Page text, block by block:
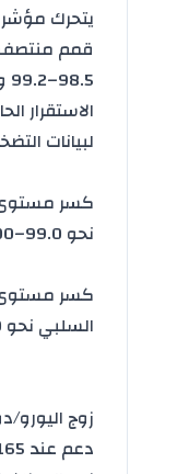
يتحرك
قمم منتصف
الاستقرار
لبيانات
نحو 99.0–100.
السلبي نحو 96.0–95.0.
زوج اليورو/
دعم عند 1.165 ومقاومة عند 1.176–1.18.